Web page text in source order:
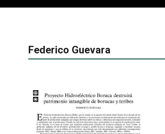
Federico Guevara